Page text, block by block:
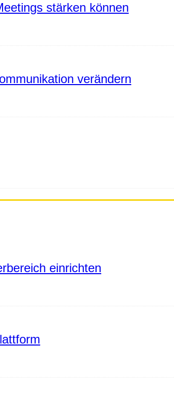
stärken können
verändern
einrichten